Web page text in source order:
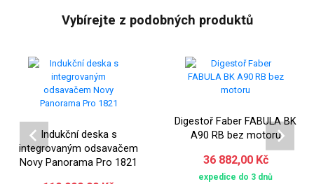
Vybírejte z podobných produktů
Indukční deska s
integrovaným odsavačem
Novy Panorama Pro 1821
Digestoř Faber FABULA BK
A90 RB bez motoru
36 882,00 Kč
expedice do 3 dnů